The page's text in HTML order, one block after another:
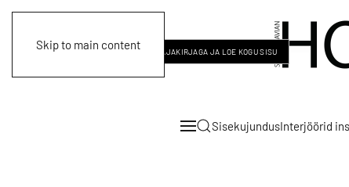
Skip to main content
LOGI SISSE LIITU MEIE AJAKIRJAGA JA LOE KOGU SISU
SisekujundusInterjöörid